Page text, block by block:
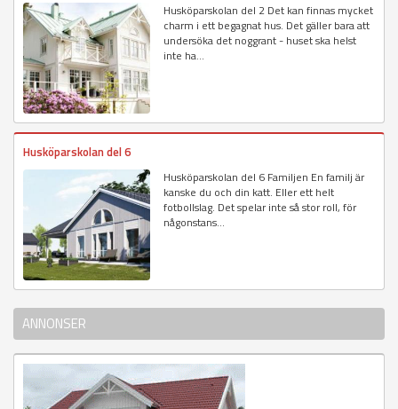
Husköparskolan del 2 Det kan finnas mycket
charm i ett begagnat hus. Det gäller bara att
undersöka det noggrant - huset ska helst
inte ha...
Husköparskolan del 6
Husköparskolan del 6 Familjen En familj är
kanske du och din katt. Eller ett helt
fotbollslag. Det spelar inte så stor roll, för
någonstans...
ANNONSER